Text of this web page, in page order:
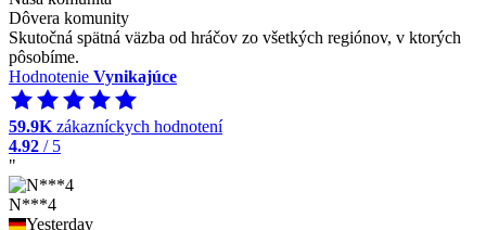
Dôvera komunity
Skutočná spätná väzba od hráčov zo všetkých regiónov, v ktorých
pôsobíme.
Hodnotenie Vynikajúce
59.9K zákazníckych hodnotení
4.92 / 5
"
N***4
Yesterday